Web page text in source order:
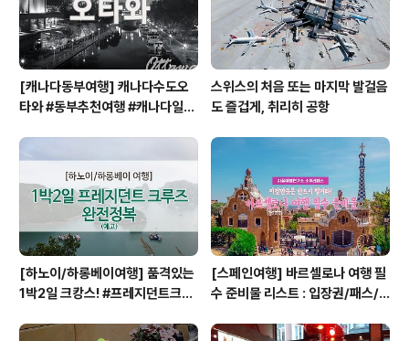
일루미네이션입니다! 보이시나요? ..
[캐나다동부여행] 캐나다수도오
타와 #동부추천여행 #캐나다일주
A
스위스의 처음 또는 마지막 발걸음
도 즐겁게, 취리히 공항
[하노이/하롱베이여행] 품격있는
1박2일 크캉스! #프레지던트크루
[스페인여행] 바르셀로나 여행 필
수 준비물 리스트 : 입장권/패스/